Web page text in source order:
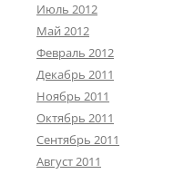
Июль 2012
Май 2012
Февраль 2012
Декабрь 2011
Ноябрь 2011
Октябрь 2011
Сентябрь 2011
Август 2011